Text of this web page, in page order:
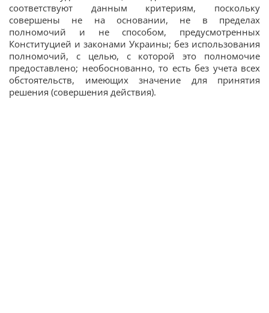
соответствуют данным критериям, поскольку
совершены не на основании, не в пределах
полномочий и не способом, предусмотренных
Конституцией и законами Украины; без использования
полномочий, с целью, с которой это полномочие
предоставлено; необоснованно, то есть без учета всех
обстоятельств, имеющих значение для принятия
решения (совершения действия).